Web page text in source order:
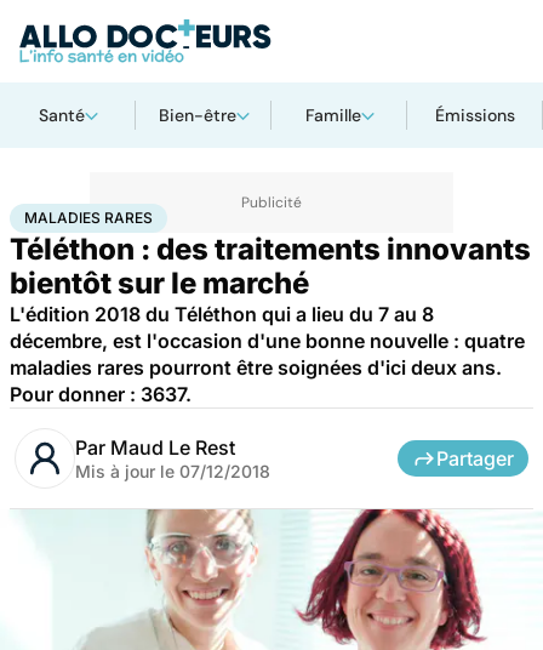
Santé Bien-être Famille Émissions
AccueilSantéMaladies Maladies raresMaladies rares
MALADIES RARES
Téléthon : des traitements innovants
bientôt sur le marché
L'édition 2018 du Téléthon qui a lieu du 7 au 8
décembre, est l'occasion d'une bonne nouvelle : quatre
maladies rares pourront être soignées d'ici deux ans.
Pour donner : 3637.
Par Maud Le Rest
Mis à jour le 07/12/2018
Partager